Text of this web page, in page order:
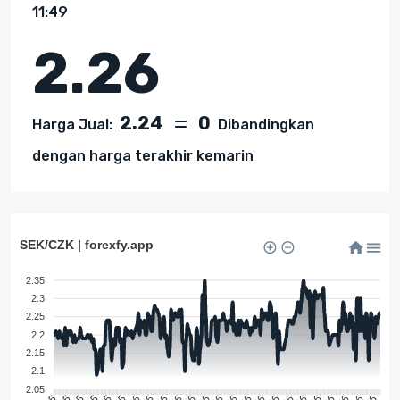
11:49
2.26
Harga Jual: 2.24 0 Dibandingkan
dengan harga terakhir kemarin
SEK/CZK | forexfy.app
2.35
2.3
2.25
2.2
2.15
2.1
2.05